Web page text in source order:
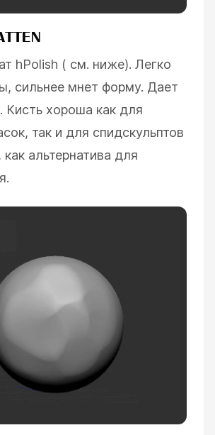
hPolish ( см. ниже). Легко
сильнее мнет форму. Дает
Кисть хороша как для
так и для спидскульптов
альтернатива для